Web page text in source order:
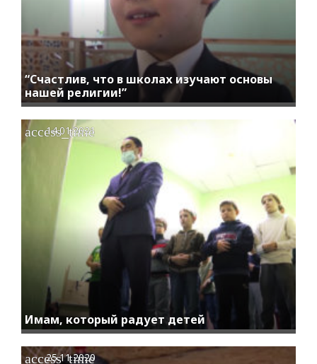
“Счастлив, что в школах изучают основы
нашей религии!”
Имам, который радует детей
access_time
14.01.2021
access_time
25.11.2020